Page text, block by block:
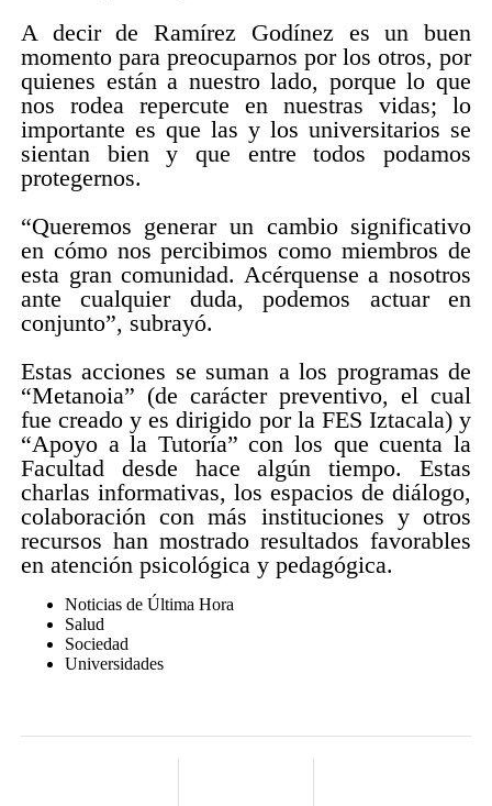
A decir de Ramírez Godínez es un buen
momento para preocuparnos por los otros, por
quienes están a nuestro lado, porque lo que
nos rodea repercute en nuestras vidas; lo
importante es que las y los universitarios se
sientan bien y que entre todos podamos
protegernos.
“Queremos generar un cambio significativo
en cómo nos percibimos como miembros de
esta gran comunidad. Acérquense a nosotros
ante cualquier duda, podemos actuar en
conjunto”, subrayó.
Estas acciones se suman a los programas de
“Metanoia” (de carácter preventivo, el cual
fue creado y es dirigido por la FES Iztacala) y
“Apoyo a la Tutoría” con los que cuenta la
Facultad desde hace algún tiempo. Estas
charlas informativas, los espacios de diálogo,
colaboración con más instituciones y otros
recursos han mostrado resultados favorables
en atención psicológica y pedagógica.
Noticias de Última Hora
Salud
Sociedad
Universidades